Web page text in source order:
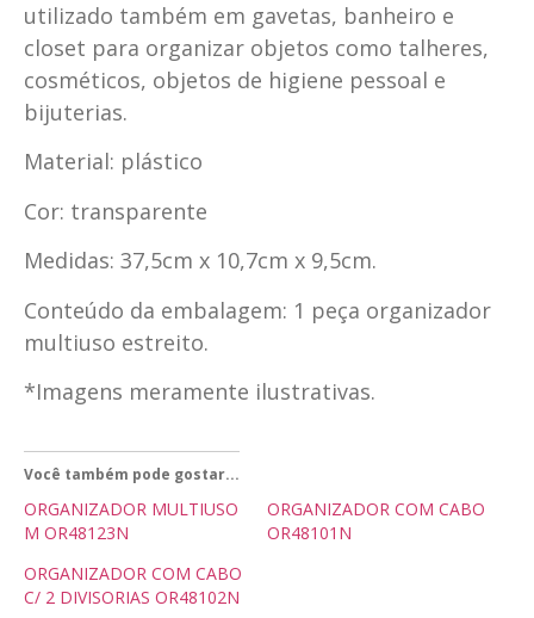
utilizado também em gavetas, banheiro e
closet para organizar objetos como talheres,
cosméticos, objetos de higiene pessoal e
bijuterias.
Material: plástico
Cor: transparente
Medidas: 37,5cm x 10,7cm x 9,5cm.
Conteúdo da embalagem: 1 peça organizador
multiuso estreito.
*Imagens meramente ilustrativas.
Você também pode gostar...
ORGANIZADOR MULTIUSO
M OR48123N
ORGANIZADOR COM CABO
OR48101N
ORGANIZADOR COM CABO
C/ 2 DIVISORIAS OR48102N